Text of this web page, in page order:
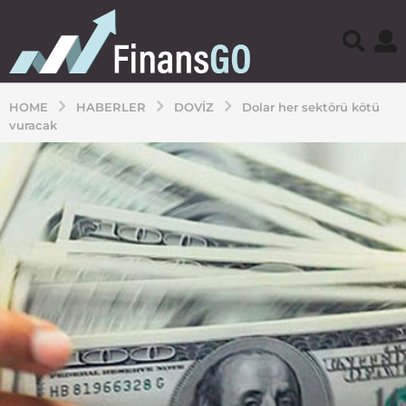
HOME HABERLER DOVIZ
Dolar her sektörü kötü
vuracak